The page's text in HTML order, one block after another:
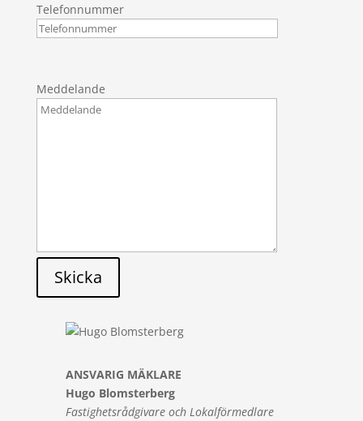
Telefonnummer
Meddelande
ANSVARIG MÄKLARE
Hugo Blomsterberg
Fastighetsrådgivare och Lokalförmedlare